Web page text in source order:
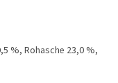
%, Rohasche 23,0 %,